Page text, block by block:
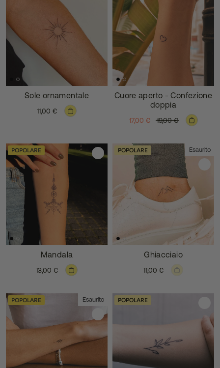
Sole ornamentale
11,00 €
Cuore aperto - Confezione
doppia
17,00 € 19,00 €
POPOLARE
Mandala
13,00 €
POPOLARE Esaurito
Ghiacciaio
11,00 €
POPOLARE Esaurito POPOLARE